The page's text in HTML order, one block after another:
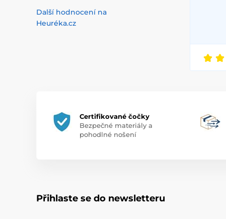
Další hodnocení na
Heuréka.cz
Certifikované čočky
Bezpečné materiály a
pohodlné nošení
Přihlaste se do newsletteru